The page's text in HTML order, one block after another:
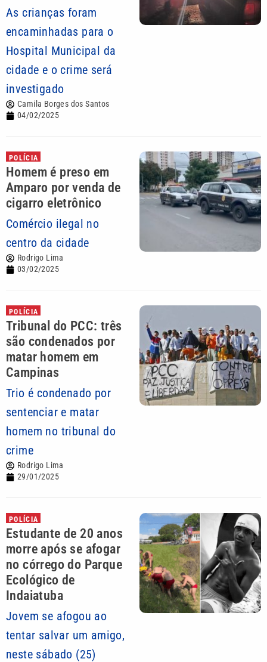
As crianças foram
encaminhadas para o
Hospital Municipal da
cidade e o crime será
investigado
Camila Borges dos Santos
04/02/2025
POLÍCIA
Homem é preso em
Amparo por venda de
cigarro eletrônico
Comércio ilegal no
centro da cidade
Rodrigo Lima
03/02/2025
POLÍCIA
Tribunal do PCC: três
são condenados por
matar homem em
Campinas
Trio é condenado por
sentenciar e matar
homem no tribunal do
crime
Rodrigo Lima
29/01/2025
POLÍCIA
Estudante de 20 anos
morre após se afogar
no córrego do Parque
Ecológico de
Indaiatuba
Jovem se afogou ao
tentar salvar um amigo,
neste sábado (25)